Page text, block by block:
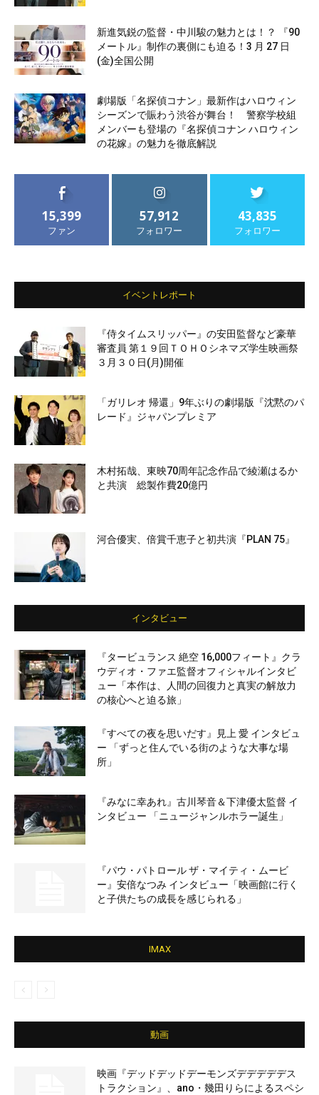
新進気鋭の監督・中川駿の魅力とは！？ 『90
メートル』制作の裏側にも迫る！3 月 27 日
(金)全国公開
劇場版「名探偵コナン」最新作はハロウィン
シーズンで賑わう渋谷が舞台！ 警察学校組
メンバーも登場の『名探偵コナン ハロウィン
の花嫁』の魅力を徹底解説
15,399
ファン
57,912
フォロワー
43,835
フォロワー
イベントレポート
『侍タイムスリッパー』の安田監督など豪華
審査員 第１９回ＴＯＨＯシネマズ学生映画祭
３月３０日(月)開催
「ガリレオ 帰還」9年ぶりの劇場版『沈黙のパ
レード』ジャパンプレミア
木村拓哉、東映70周年記念作品で綾瀬はるか
と共演 総製作費20億円
河合優実、倍賞千恵子と初共演『PLAN 75』
インタビュー
『タービュランス 絶空 16,000フィート』クラ
ウディオ・ファエ監督オフィシャルインタビ
ュー「本作は、人間の回復力と真実の解放力
の核心へと迫る旅」
『すべての夜を思いだす』見上 愛 インタビュ
ー 「ずっと住んでいる街のような大事な場
所」
『みなに幸あれ』古川琴音＆下津優太監督 イ
ンタビュー 「ニュージャンルホラー誕生」
『パウ・パトロール ザ・マイティ・ムービ
ー』安倍なつみ インタビュー「映画館に行く
と子供たちの成長を感じられる」
IMAX
動画
映画『デッドデッドデーモンズデデデデデス
トラクション』、ano・幾田りらによるスペシ